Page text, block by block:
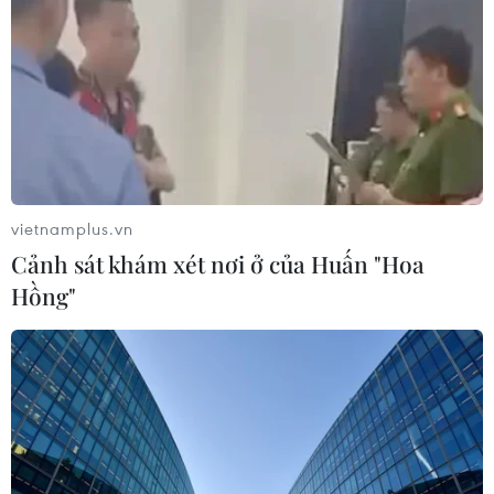
05/08/2026 06:31
Động đất mạnh làm rung chuyển
miền Nam Philippines
Điểm hẹn ngắm băng trôi và cá voi ở
Canada
05/08/2026 01:08
Mưa lũ, sạt lở tại Sri Lanka khiến 5
người thiệt mạng
vietnamplus.vn
Cảnh sát khám xét nơi ở của Huấn "Hoa
Hồng"